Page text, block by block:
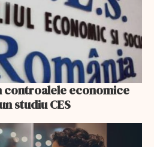
controalele economice
studiu CES